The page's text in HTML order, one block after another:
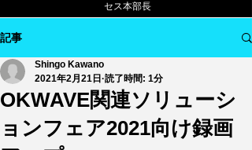
セス本部長
記事
OKWAVE関連ソリューシ
ョンフェア2021向け録画
Shingo Kawano
2021年2月21日 読了時間: 1分